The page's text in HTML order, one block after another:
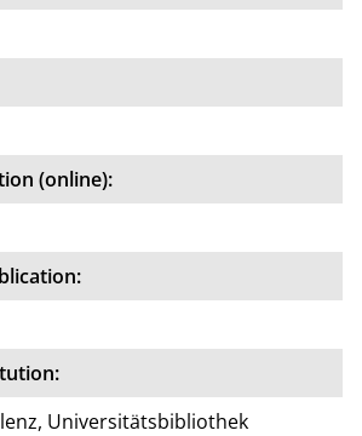
(online):
Universitätsbibliothek